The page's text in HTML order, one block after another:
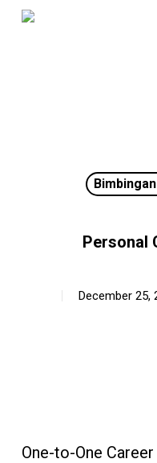
Personal
December 25,
One-to-One